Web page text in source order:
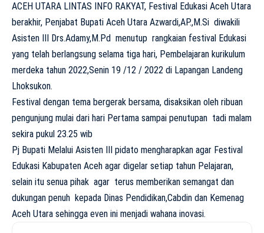
ACEH UTARA LINTAS INFO RAKYAT, Festival Edukasi Aceh Utara
berakhir, Penjabat Bupati Aceh Utara Azwardi,AP.,M.Si diwakili
Asisten III Drs.Adamy,M.Pd menutup rangkaian festival Edukasi
yang telah berlangsung selama tiga hari, Pembelajaran kurikulum
merdeka tahun 2022,Senin 19 /12 / 2022 di Lapangan Landeng
Lhoksukon.
Festival dengan tema bergerak bersama, disaksikan oleh ribuan
pengunjung mulai dari hari Pertama sampai penutupan tadi malam
sekira pukul 23.25 wib
Pj Bupati Melalui Asisten III pidato mengharapkan agar Festival
Edukasi Kabupaten Aceh agar digelar setiap tahun Pelajaran,
selain itu senua pihak agar terus memberikan semangat dan
dukungan penuh kepada Dinas Pendidikan,Cabdin dan Kemenag
Aceh Utara sehingga even ini menjadi wahana inovasi.